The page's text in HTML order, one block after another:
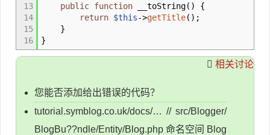
13
14
15
16
public function __toString( )
{
return $this->getTitle( ) ;
}
}
相关讨论
您能否添加给出错误的代码？
tutorial.symblog.co.uk/docs/… // src/Blogger/
BlogBu??ndle/Entity/Blog.php 命名空间 Blog